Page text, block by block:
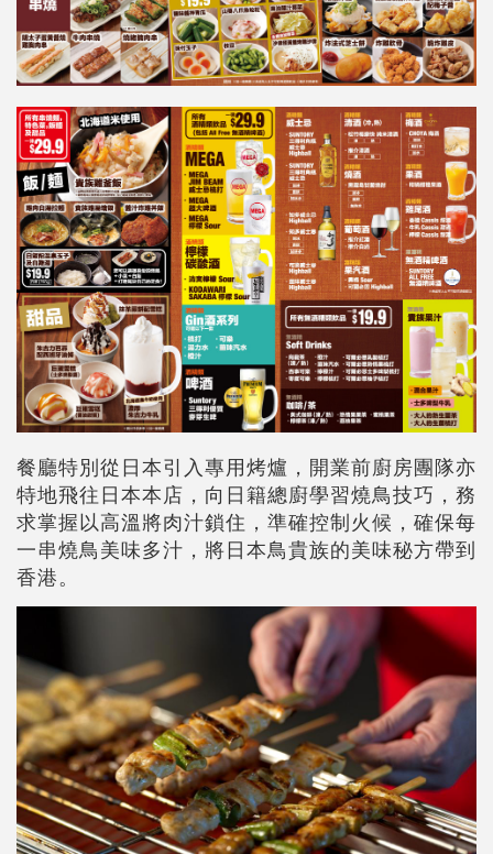
餐廳特別從日本引入專用烤爐，開業前廚房團隊亦
特地飛往日本本店，向日籍總廚學習燒鳥技巧，務
求掌握以高溫將肉汁鎖住，準確控制火候，確保每
一串燒鳥美味多汁，將日本鳥貴族的美味秘方帶到
香港。